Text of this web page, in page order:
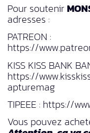
Pour soutenir
adresses :
PATREON :
https://
KISS KISS BANK
https://
apturemag
TIPEEE : https://
Vous pouvez